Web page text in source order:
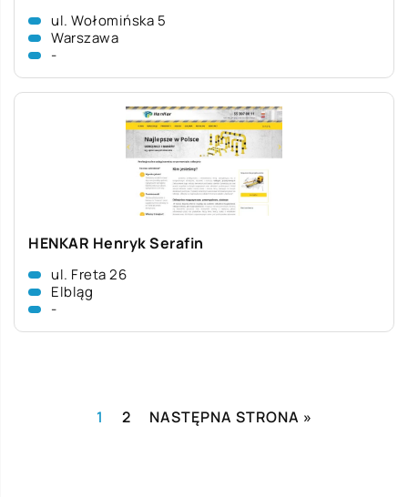
ul. Wołomińska 5
Warszawa
-
HENKAR Henryk Serafin
ul. Freta 26
Elbląg
-
1 2 NASTĘPNA STRONA »